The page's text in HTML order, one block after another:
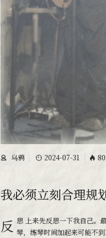
乌鸦 2024-07-31
我必须立刻合理规
反思 上来先反思一下我自己。最近两周都没怎么练 琴，练琴时间加起来可能不